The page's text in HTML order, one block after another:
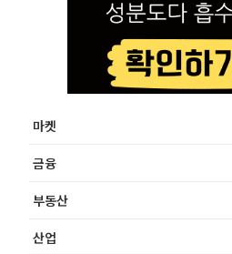
마켓
금융
부동산
산업